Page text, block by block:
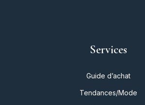
Services
Guide d’achat
Tendances/Mode